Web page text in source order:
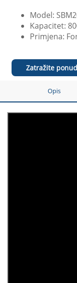
Model:
Kapacitet:
Primjena:
Zatražite
Opis